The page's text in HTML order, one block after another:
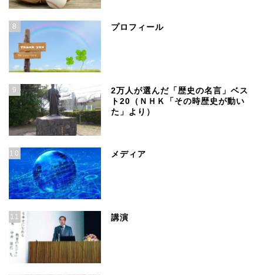
8 プロフィール
9
2万人が選んだ「歴史の名言」ベス
ト20（ＮＨＫ「その時歴史が動い
た」より）
10 メディア
11 講演